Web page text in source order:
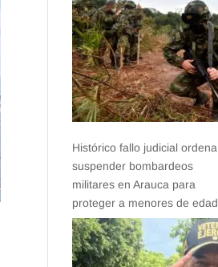
Histórico fallo judicial ordena
suspender bombardeos
militares en Arauca para
proteger a menores de edad